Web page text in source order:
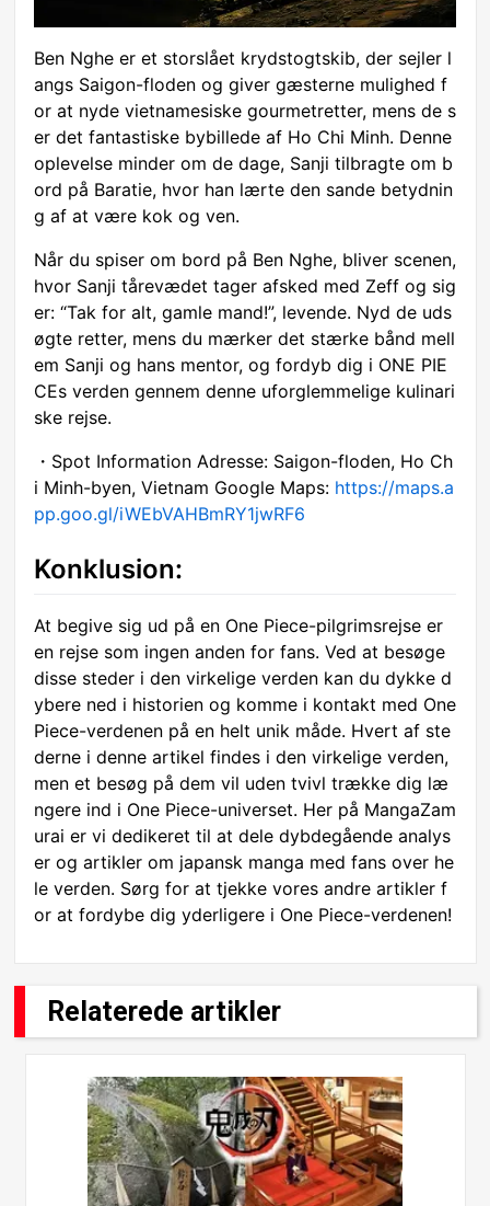
Ben Nghe er et storslået krydstogtskib, der sejler l
angs Saigon-floden og giver gæsterne mulighed f
or at nyde vietnamesiske gourmetretter, mens de s
er det fantastiske bybillede af Ho Chi Minh. Denne
oplevelse minder om de dage, Sanji tilbragte om b
ord på Baratie, hvor han lærte den sande betydnin
g af at være kok og ven.
Når du spiser om bord på Ben Nghe, bliver scenen,
hvor Sanji tårevædet tager afsked med Zeff og sig
er: “Tak for alt, gamle mand!”, levende. Nyd de uds
øgte retter, mens du mærker det stærke bånd mell
em Sanji og hans mentor, og fordyb dig i ONE PIE
CEs verden gennem denne uforglemmelige kulinari
ske rejse.
・Spot Information Adresse: Saigon-floden, Ho Ch
i Minh-byen, Vietnam Google Maps: https://maps.a
pp.goo.gl/iWEbVAHBmRY1jwRF6
Konklusion:
At begive sig ud på en One Piece-pilgrimsrejse er
en rejse som ingen anden for fans. Ved at besøge
disse steder i den virkelige verden kan du dykke d
ybere ned i historien og komme i kontakt med One
Piece-verdenen på en helt unik måde. Hvert af ste
derne i denne artikel findes i den virkelige verden,
men et besøg på dem vil uden tvivl trække dig læ
ngere ind i One Piece-universet. Her på MangaZam
urai er vi dedikeret til at dele dybdegående analys
er og artikler om japansk manga med fans over he
le verden. Sørg for at tjekke vores andre artikler f
or at fordybe dig yderligere i One Piece-verdenen!
Relaterede artikler